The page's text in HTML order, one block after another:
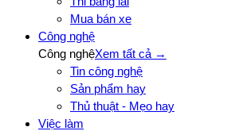
Mua bán xe
Công nghệ
Công nghệXem tất cả →
Tin công nghệ
Sản phẩm hay
Thủ thuật - Mẹo hay
Việc làm